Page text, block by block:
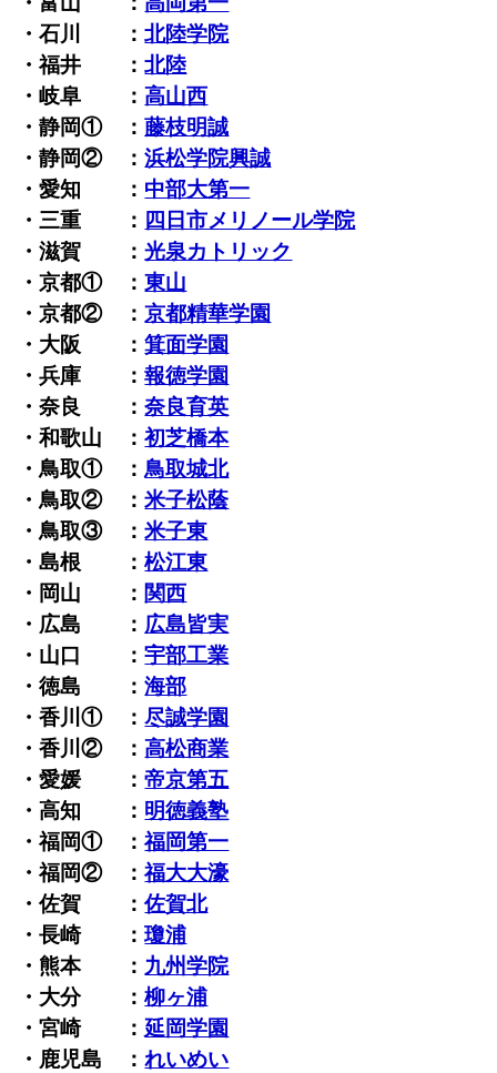
・石川 ：北陸学院
・福井 ：北陸
・岐阜 ：高山西
・静岡① ：藤枝明誠
・静岡② ：浜松学院興誠
・愛知 ： 中部大第一
・三重 ： 四日市メリノール学院
・滋賀 ：光泉カトリック
・京都① ：東山
・京都② ：京都精華学園
・大阪 ：箕面学園
・兵庫 ：報徳学園
・奈良 ：奈良育英
・和歌山 ：初芝橋本
・鳥取① ： 鳥取城北
・鳥取② ：米子松蔭
・鳥取③ ：米子東
・島根 ：松江東
・岡山 ： 関西
・広島 ： 広島皆実
・山口 ：宇部工業
・徳島 ：海部
・香川① ：尽誠学園
・香川② ：高松商業
・愛媛 ：帝京第五
・高知 ： 明徳義塾
・福岡① ：福岡第一
・福岡② ：福大大濠
・佐賀 ：佐賀北
・長崎 ：瓊浦
・熊本 ： 九州学院
・大分 ：柳ヶ浦
・宮崎 ： 延岡学園
・鹿児島 ：れいめい